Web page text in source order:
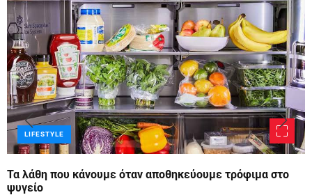
LIFESTYLE
Τα λάθη που κάνουμε όταν αποθηκεύουμε τρόφιμα στο
ψυγείο